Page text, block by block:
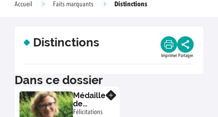
Accueil Faits marquants Distinctions
Distinctions
Imprimer Partager
Dans ce dossier
Médaille
de
Bronze
Félicitations